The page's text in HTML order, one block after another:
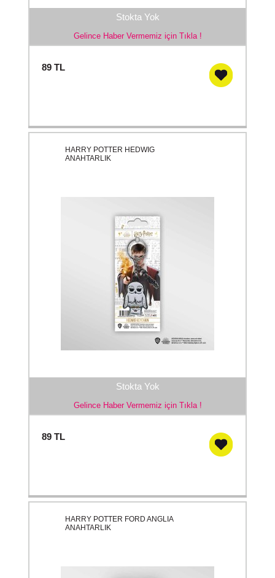
Stokta Yok
Gelince Haber Vermemiz için Tıkla !
89 TL
Stokta Yok
Gelince Haber Vermemiz için Tıkla !
HARRY POTTER HEDWIG
ANAHTARLIK
89 TL
HARRY POTTER FORD ANGLIA
ANAHTARLIK